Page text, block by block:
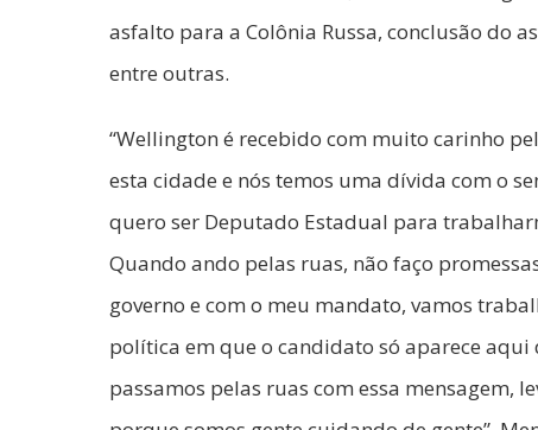
asfalto para a Colônia Russa, conclusão do
entre outras.
“Wellington é recebido com muito carinho
esta cidade e nós temos uma dívida com o
quero ser Deputado Estadual para
Quando ando pelas ruas, não faço
governo e com o meu mandato, vamos
política em que o candidato só aparece
passamos pelas ruas com essa mensagem,